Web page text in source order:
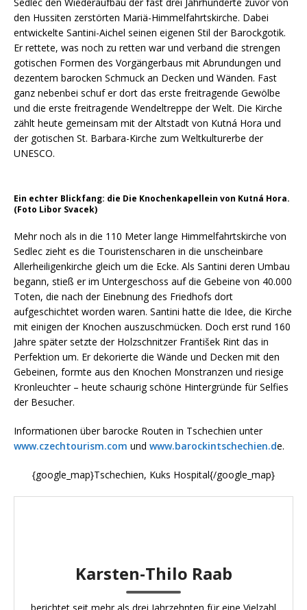
den Hussiten zerstörten Mariä-Himmelfahrtskirche. Dabei
entwickelte Santini-Aichel seinen eigenen Stil der Barockgotik.
Er rettete, was noch zu retten war und verband die strengen
gotischen Formen des Vorgängerbaus mit Abrundungen und
dezentem barocken Schmuck an Decken und Wänden. Fast
ganz nebenbei schuf er dort das erste freitragende Gewölbe
und die erste freitragende Wendeltreppe der Welt. Die Kirche
zählt heute gemeinsam mit der Altstadt von Kutná Hora und
der gotischen St. Barbara-Kirche zum Weltkulturerbe der
UNESCO.
Ein echter Blickfang: die Die Knochenkapellein von Kutná Hora.
(Foto Libor Svacek)
Mehr noch als in die 110 Meter lange Himmelfahrtskirche von
Sedlec zieht es die Touristenscharen in die unscheinbare
Allerheiligenkirche gleich um die Ecke. Als Santini deren Umbau
begann, stieß er im Untergeschoss auf die Gebeine von 40.000
Toten, die nach der Einebnung des Friedhofs dort
aufgeschichtet worden waren. Santini hatte die Idee, die Kirche
mit einigen der Knochen auszuschmücken. Doch erst rund 160
Jahre später setzte der Holzschnitzer František Rint das in
Perfektion um. Er dekorierte die Wände und Decken mit den
Gebeinen, formte aus den Knochen Monstranzen und riesige
Kronleuchter – heute schaurig schöne Hintergründe für Selfies
der Besucher.
Informationen über barocke Routen in Tschechien unter
www.czechtourism.com und www.barockintschechien.de.
{google_map}Tschechien, Kuks Hospital{/google_map}
Karsten-Thilo Raab